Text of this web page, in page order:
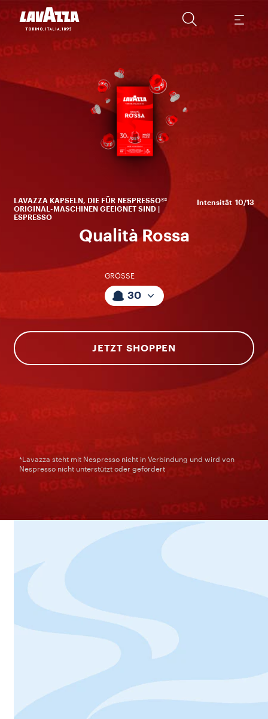
LAVAZZA KAPSELN, DIE FÜR NESPRESSO®²
ORIGINAL-MASCHINEN GEEIGNET SIND |
ESPRESSO
Intensität 10/13
Qualità Rossa
GRÖSSE
30
JETZT SHOPPEN
*Lavazza steht mit Nespresso nicht in Verbindung und wird von
Nespresso nicht unterstützt oder gefördert